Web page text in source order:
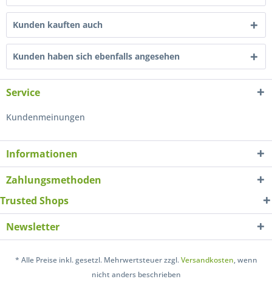
Kunden kauften auch
Kunden haben sich ebenfalls angesehen
Service
Kundenmeinungen
Informationen
Zahlungsmethoden
Trusted Shops
Newsletter
* Alle Preise inkl. gesetzl. Mehrwertsteuer zzgl.Versandkosten, wenn
nicht anders beschrieben